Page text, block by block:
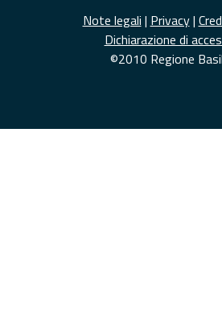
Note legali | Privacy|
Dichiarazione di
©2010 Regione